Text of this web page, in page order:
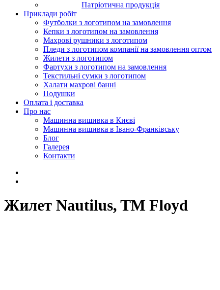
Патріотична продукція
Приклади робіт
Футболки з логотипом на замовлення
Кепки з логотипом на замовлення
Махрові рушники з логотипом
Пледи з логотипом компанії на замовлення оптом
Жилети з логотипом
Фартухи з логотипом на замовлення
Текстильні сумки з логотипом
Халати махрові банні
Подушки
Оплата і доставка
Про нас
Машинна вишивка в Києві
Машинна вишивка в Івано-Франківську
Блог
Галерея
Контакти
Жилет Nautilus, TM Floyd